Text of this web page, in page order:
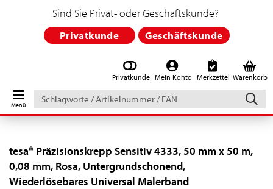
Privatkunde Mein Konto Merkzettel Warenkorb
Schlagworte
/
Artikelnummer
EAN
Sind Sie Privat- oder Geschäftskunde?
Privatkunde Geschäftskunde
tesa® Präzisionskrepp Sensitiv 4333, 50 mm x 50 m,
0,08 mm, Rosa, Untergrundschonend,
Wiederlösebares Universal Malerband